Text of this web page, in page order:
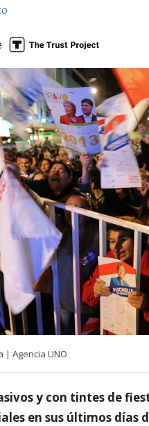
| Agencia UNO
y con tintes de
en sus últimos días